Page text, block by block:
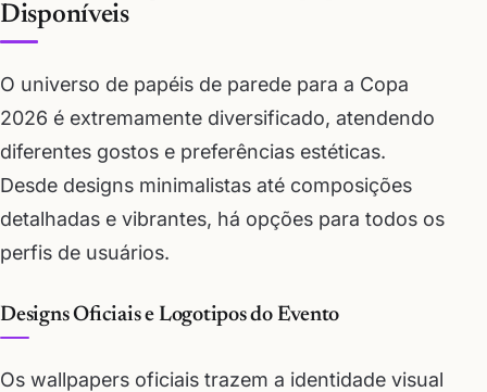
Disponíveis
O universo de papéis de parede para a Copa
2026 é extremamente diversificado, atendendo
diferentes gostos e preferências estéticas.
Desde designs minimalistas até composições
detalhadas e vibrantes, há opções para todos os
perfis de usuários.
Designs Oficiais e Logotipos do Evento
Os wallpapers oficiais trazem a identidade visual